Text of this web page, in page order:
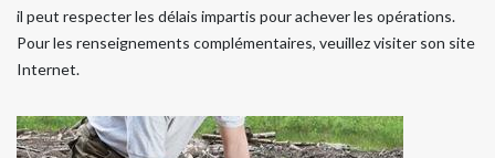
il peut respecter les délais impartis pour achever les opérations.
Pour les renseignements complémentaires, veuillez visiter son site
Internet.